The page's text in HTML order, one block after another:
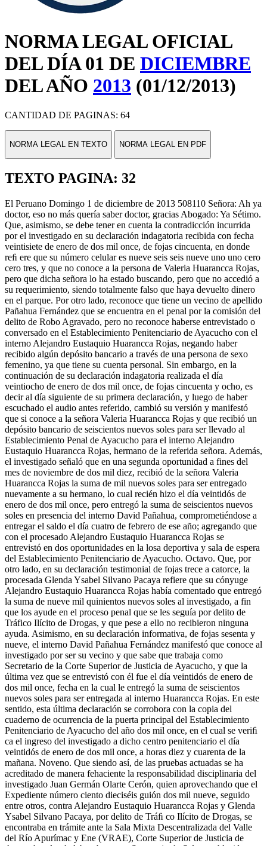
NORMA LEGAL OFICIAL
DEL DÍA 01 DE DICIEMBRE
DEL AÑO 2013 (01/12/2013)
CANTIDAD DE PAGINAS: 64
NORMA LEGAL EN TEXTO NORMA LEGAL EN PDF
TEXTO PAGINA: 32
El Peruano Domingo 1 de diciembre de 2013 508110 Señora: Ah ya
doctor, eso no más quería saber doctor, gracias Abogado: Ya Sétimo.
Que, asimismo, se debe tener en cuenta la contradicción incurrida
por el investigado en su declaración indagatoria recibida con fecha
veintisiete de enero de dos mil once, de fojas cincuenta, en donde
reﬁ ere que su número celular es nueve seis seis nueve uno uno cero
cero tres, y que no conoce a la persona de Valeria Huarancca Rojas,
pero que dicha señora lo ha estado buscando, pero que no accedió a
su requerimiento, siendo totalmente falso que haya devuelto dinero
en el parque. Por otro lado, reconoce que tiene un vecino de apellido
Pañahua Fernández que se encuentra en el penal por la comisión del
delito de Robo Agravado, pero no reconoce haberse entrevistado o
conversado en el Establecimiento Penitenciario de Ayacucho con el
interno Alejandro Eustaquio Huarancca Rojas, negando haber
recibido algún depósito bancario a través de una persona de sexo
femenino, ya que tiene su cuenta personal. Sin embargo, en la
continuación de su declaración indagatoria realizada el día
veintiocho de enero de dos mil once, de fojas cincuenta y ocho, es
decir al día siguiente de su primera declaración, y luego de haber
escuchado el audio antes referido, cambió su versión y manifestó
que si conoce a la señora Valeria Huarancca Rojas y que recibió un
depósito bancario de seiscientos nuevos soles para ser llevado al
Establecimiento Penal de Ayacucho para el interno Alejandro
Eustaquio Huarancca Rojas, hermano de la referida señora. Además,
el investigado señaló que en una segunda oportunidad a fines del
mes de noviembre de dos mil diez, recibió de la señora Valeria
Huarancca Rojas la suma de mil nuevos soles para ser entregado
nuevamente a su hermano, lo cual recién hizo el día veintidós de
enero de dos mil once, pero entregó la suma de seiscientos nuevos
soles en presencia del interno David Pañahua, comprometiéndose a
entregar el saldo el día cuatro de febrero de ese año; agregando que
con el procesado Alejandro Eustaquio Huarancca Rojas se
entrevistó en dos oportunidades en la losa deportiva y sala de espera
del Establecimiento Penitenciario de Ayacucho. Octavo. Que, por
otro lado, en su declaración testimonial de fojas trece a catorce, la
procesada Glenda Ysabel Silvano Pacaya refiere que su cónyuge
Alejandro Eustaquio Huarancca Rojas había comentado que entregó
la suma de nueve mil quinientos nuevos soles al investigado, a fin
que los ayude en el proceso penal que se les seguía por delito de
Tráfico Ilícito de Drogas, y que pese a ello no recibieron ninguna
ayuda. Asimismo, en su declaración informativa, de fojas sesenta y
nueve, el interno David Pañahua Fernández manifestó que conoce al
investigado por ser su vecino y que sabe que trabaja como
Secretario de la Corte Superior de Justicia de Ayacucho, y que la
última vez que se entrevistó con él fue el día veintidós de enero de
dos mil once, fecha en la cual le entregó la suma de seiscientos
nuevos soles para ser entregada al interno Huarancca Rojas. En este
sentido, esta última declaración se corrobora con la copia del
cuaderno de ocurrencia de la puerta principal del Establecimiento
Penitenciario de Ayacucho del año dos mil once, en el cual se veriﬁ
ca el ingreso del investigado a dicho centro penitenciario el día
veintidós de enero de dos mil once, a horas diez y cuarenta de la
mañana. Noveno. Que siendo así, de las pruebas actuadas se ha
acreditado de manera fehaciente la responsabilidad disciplinaria del
investigado Juan Germán Olarte Cerón, quien aprovechando que el
Expediente número ciento dieciséis guión dos mil nueve, seguido
entre otros, contra Alejandro Eustaquio Huarancca Rojas y Glenda
Ysabel Silvano Pacaya, por delito de Tráﬁ co Ilícito de Drogas, se
encontraba en trámite ante la Sala Mixta Descentralizada del Valle
del Río Apurímac y Ene (VRAE), Corte Superior de Justicia de